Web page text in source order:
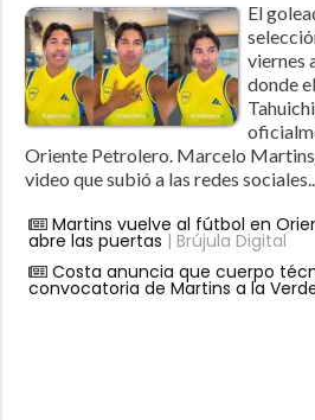
El
viernes
donde
Oriente Petrolero. Marcelo
video que subió a las redes
Martins vuelve al fútbol en
abre las puertas | Brújula Digital
Costa anuncia que cuerpo
convocatoria de Martins a la